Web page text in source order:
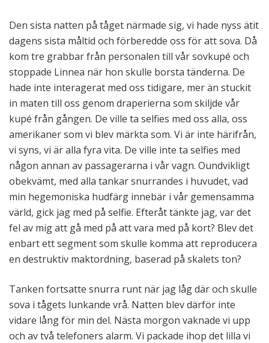
Den sista natten på tåget närmade sig, vi hade nyss ätit
dagens sista måltid och förberedde oss för att sova. Då
kom tre grabbar från personalen till vår sovkupé och
stoppade Linnea när hon skulle borsta tänderna. De
hade inte interagerat med oss tidigare, mer än stuckit
in maten till oss genom draperierna som skiljde vår
kupé från gången. De ville ta selfies med oss alla, oss
amerikaner som vi blev märkta som. Vi är inte härifrån,
vi syns, vi är alla fyra vita. De ville inte ta selfies med
någon annan av passagerarna i vår vagn. Oundvikligt
obekvämt, med alla tankar snurrandes i huvudet, vad
min hegemoniska hudfärg innebär i vår gemensamma
värld, gick jag med på selfie. Efteråt tänkte jag, var det
fel av mig att gå med på att vara med på kort? Blev det
enbart ett segment som skulle komma att reproducera
en destruktiv maktordning, baserad på skalets ton?
Tanken fortsatte snurra runt när jag låg där och skulle
sova i tågets lunkande vrå. Natten blev därför inte
vidare lång för min del. Nästa morgon vaknade vi upp
och av två telefoners alarm. Vi packade ihop det lilla vi